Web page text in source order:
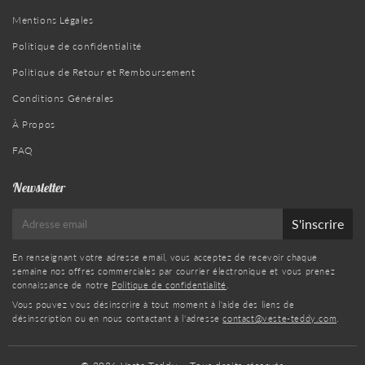
Mentions Légales
Politique de confidentialité
Politique de Retour et Remboursement
Conditions Générales
À Propos
FAQ
Newsletter
mail
S'inscrire
En renseignant votre adresse email, vous acceptez de recevoir chaque
semaine nos offres commerciales par courrier électronique et vous prenez
connaissance de notre Politique de confidentialité
Vous pouvez vous désinscrire à tout moment à l'aide des liens de
désinscription ou en nous contactant à l'adressecontact@veste-teddy.com